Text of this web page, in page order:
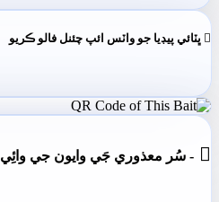
ڀٽائي پيڊيا جو واٽس ائپ چئنل فالو ڪريو
 - سُر معذوري جَي وايون جي وائِي